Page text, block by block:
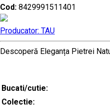
Cod: 8429991511401
Producator: TAU
Descoperă Eleganța Pietrei
Bucati/cutie:
Colectie: